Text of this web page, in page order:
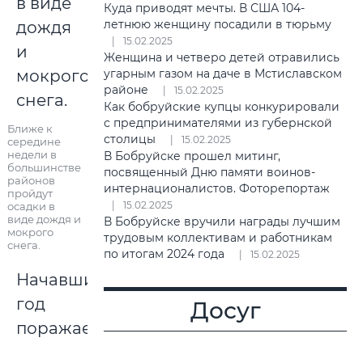
Ближе к
середине
недели в
большинстве
районов
пройдут
осадки в
виде дождя и
мокрого
снега.
Начавшийся
год
поражает
Куда приводят мечты. В США 104-
летнюю женщину посадили в тюрьму
15.02.2025
Женщина и четверо детей отравились
угарным газом на даче в Мстиславском
районе
15.02.2025
Как бобруйские купцы конкурировали
с предпринимателями из губернской
столицы
15.02.2025
В Бобруйске прошел митинг,
посвященный Дню памяти воинов-
интернационалистов. Фоторепортаж
15.02.2025
В Бобруйске вручили награды лучшим
трудовым коллективам и работникам
по итогам 2024 года
15.02.2025
Досуг